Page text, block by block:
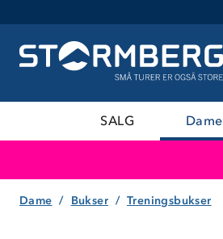
SALG Dame
Dame Bukser Treningsbukser